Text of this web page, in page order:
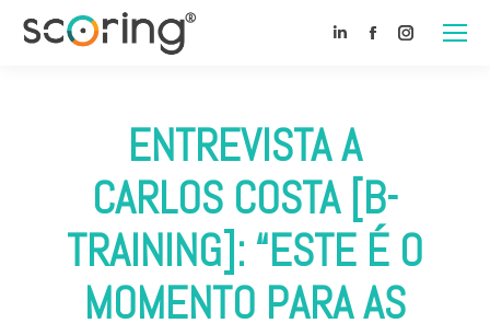
Linkedin
Facebook
ENTREVISTA A
CARLOS COSTA [B-
TRAINING]: “ESTE É O
MOMENTO PARA AS